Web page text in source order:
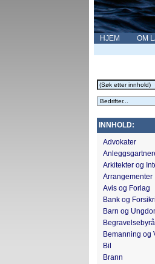
HJEM OM
INNHOLD:
Advokater
Arkitekter og
Arrangementer
Avis og Forlag
Bank og
Barn og
Begravelsebyrå
Bemanning og
Bil
Brann